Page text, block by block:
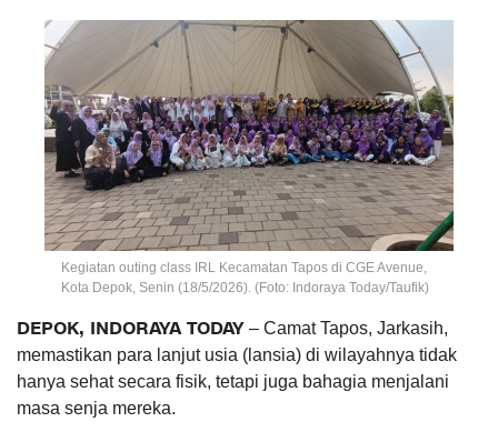
Kegiatan outing class IRL Kecamatan Tapos di CGE Avenue,
Kota Depok, Senin (18/5/2026). (Foto: Indoraya Today/Taufik)
DEPOK, INDORAYA TODAY – Camat Tapos, Jarkasih,
memastikan para lanjut usia (lansia) di wilayahnya tidak
hanya sehat secara fisik, tetapi juga bahagia menjalani
masa senja mereka.